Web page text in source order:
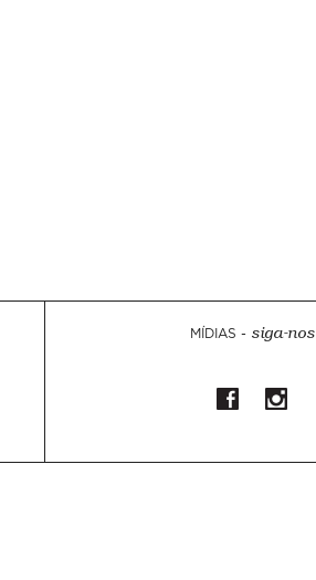
MÍDIAS - siga-nos